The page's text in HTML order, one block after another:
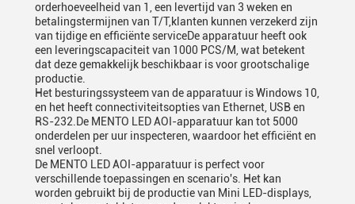
orderhoeveelheid van 1, een levertijd van 3 weken en
betalingstermijnen van T/T,klanten kunnen verzekerd zijn
van tijdige en efficiënte serviceDe apparatuur heeft ook
een leveringscapaciteit van 1000 PCS/M, wat betekent
dat deze gemakkelijk beschikbaar is voor grootschalige
productie.
Het besturingssysteem van de apparatuur is Windows 10,
en het heeft connectiviteitsopties van Ethernet, USB en
RS-232.De MENTO LED AOI-apparatuur kan tot 5000
onderdelen per uur inspecteren, waardoor het efficiënt en
snel verloopt.
De MENTO LED AOI-apparatuur is perfect voor
verschillende toepassingen en scenario's. Het kan
worden gebruikt bij de productie van Mini LED-displays,